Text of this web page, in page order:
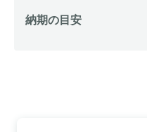
納期の目安